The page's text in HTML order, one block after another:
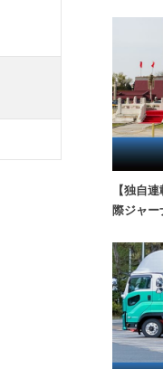
【独自
際ジャー